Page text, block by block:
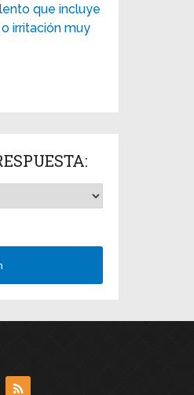
que incluye
irritación muy